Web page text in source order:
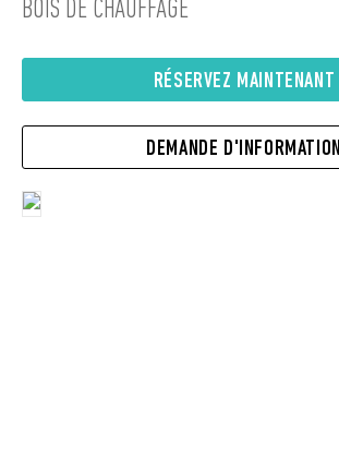
BOIS DE CHAUFFAGE
RÉSERVEZ MAINTENANT
DEMANDE D'INFORMATION